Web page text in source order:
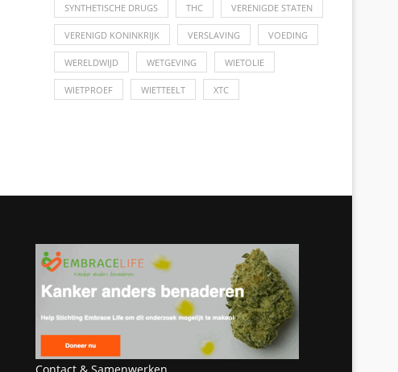
SYNTHETISCHE DRUGS THC VERENIGDE STATEN
VERENIGD KONINKRIJK VERSLAVING VOEDING
WERELDWIJD WETGEVING WIETOLIE
WIETPROEF WIETTEELT XTC
Contact & Samenwerken